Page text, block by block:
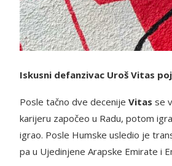
Iskusni defanzivac Uroš Vitas
Posle tačno dve decenije Vitas se
karijeru započeo u Radu, potom
igrao. Posle Humske usledio je
pa u Ujedinjene Arapske Emirate i